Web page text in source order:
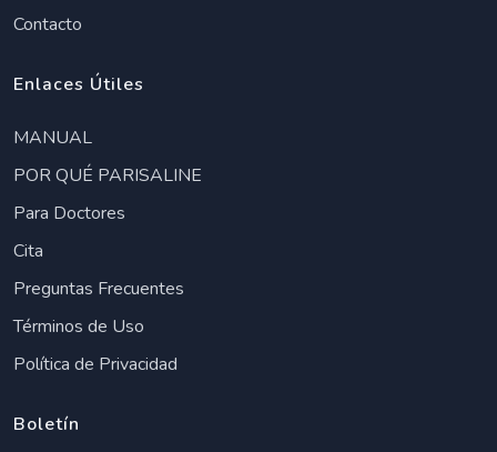
Contacto
Enlaces Útiles
MANUAL
POR QUÉ PARISALINE
Para Doctores
Cita
Preguntas Frecuentes
Términos de Uso
Política de Privacidad
Boletín